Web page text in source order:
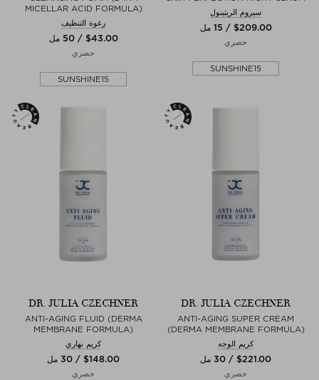
سيروم الريتينول
$‌209.00 / 15 مل
حصري
SUNSHINE15
MICELLAR ACID FORMULA)
رغوة التنظيف
$‌43.00 / 50 مل
حصري
SUNSHINE15
DR. JULIA CZECHNER
ANTI-AGING SUPER CREAM
(DERMA MEMBRANE FORMULA)
كريم الوجه
$‌221.00 / 30 مل
حصري
DR. JULIA CZECHNER
ANTI-AGING FLUID (DERMA
MEMBRANE FORMULA)
كريم نهاري
$‌148.00 / 30 مل
حصري